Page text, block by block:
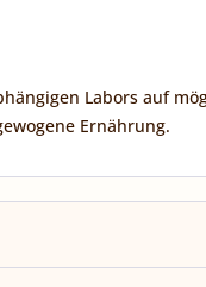
Labors auf
Ernährung.